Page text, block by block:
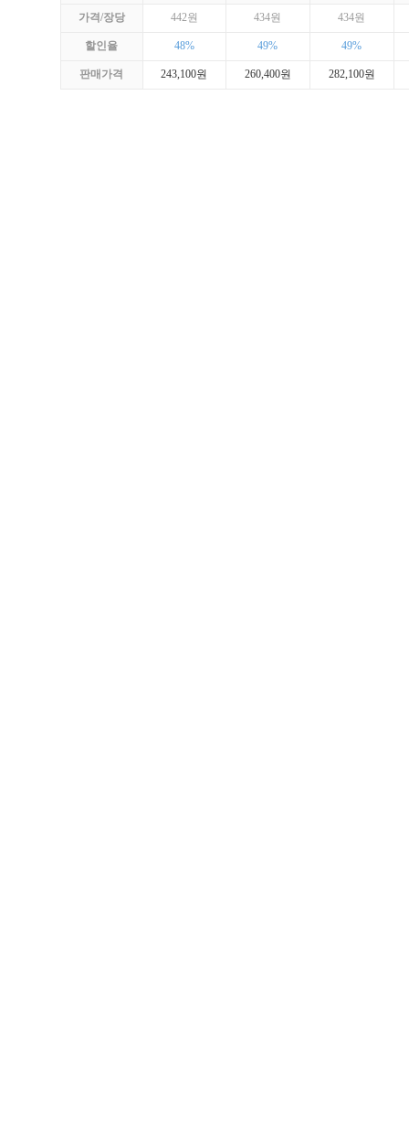
가격/장당 442원 434원 434원
할인율 48% 49% 49%
판매가격 243,100원 260,400원 282,100원